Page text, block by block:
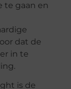
te gaan en
dat de
in te
is de